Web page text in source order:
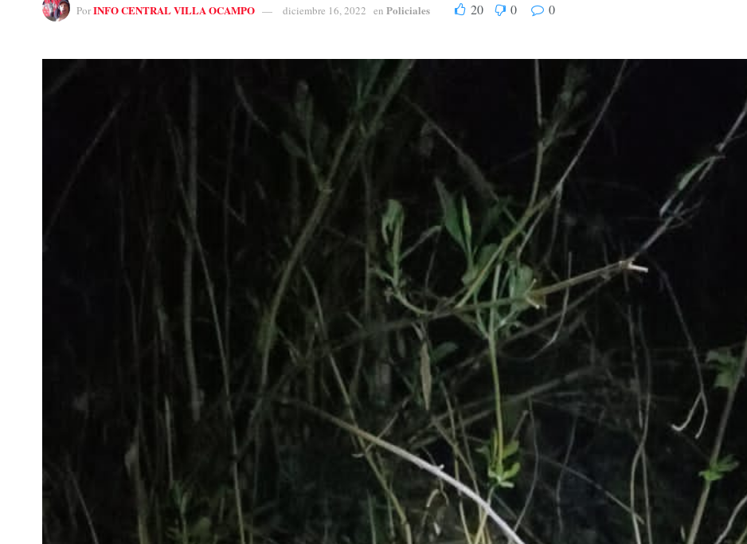
PorINFO CENTRAL VILLA OCAMPO diciembre 16, 2022 en Policiales 20 0 0